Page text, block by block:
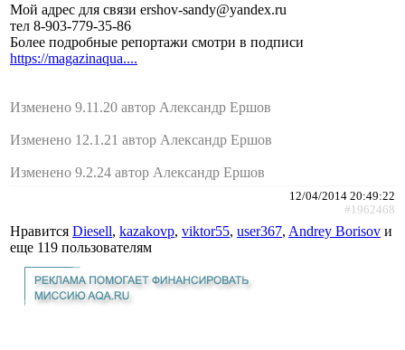
Мой адрес для связи ershov-sandy@yandex.ru
тел 8-903-779-35-86
Более подробные репортажи смотри в подписи
https://magazinaqua....
Изменено 9.11.20 автор Александр Ершов
Изменено 12.1.21 автор Александр Ершов
Изменено 9.2.24 автор Александр Ершов
12/04/2014 20:49:22
#1962468
Нравится Diesell, kazakovp, viktor55, user367, Andrey Borisov и
еще 119 пользователям